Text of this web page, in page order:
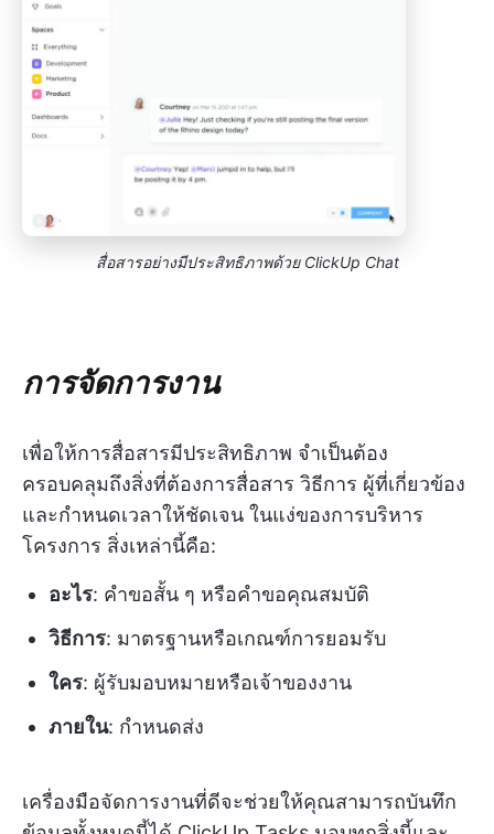
สื่อสารอย่างมีประสิทธิภาพด้วย ClickUp Chat
การจัดการงาน
เพื่อให้การสื่อสารมีประสิทธิภาพ จำเป็นต้อง
ครอบคลุมถึงสิ่งที่ต้องการสื่อสาร วิธีการ ผู้ที่เกี่ยวข้อง
และกำหนดเวลาให้ชัดเจน ในแง่ของการบริหาร
โครงการ สิ่งเหล่านี้คือ:
อะไร: คำขอสั้น ๆ หรือคำขอคุณสมบัติ
วิธีการ: มาตรฐานหรือเกณฑ์การยอมรับ
ใคร: ผู้รับมอบหมายหรือเจ้าของงาน
ภายใน: กำหนดส่ง
เครื่องมือจัดการงานที่ดีจะช่วยให้คุณสามารถบันทึก